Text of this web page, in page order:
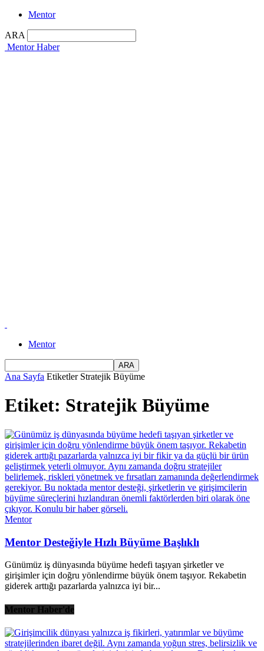
Mentor
ARA
Mentor Haber
Mentor
Ana Sayfa Etiketler Stratejik Büyüme
Etiket: Stratejik Büyüme
Mentor
Mentor Desteğiyle Hızlı Büyüme Başlıklı
Günümüz iş dünyasında büyüme hedefi taşıyan şirketler ve
girişimler için doğru yönlendirme büyük önem taşıyor. Rekabetin
giderek arttığı pazarlarda yalnızca iyi bir...
Mentor Haber'de